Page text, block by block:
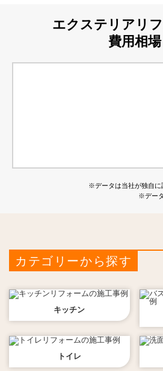
エクステリアリ
費用相場
※データは当社が独自に
※デー
カテゴリーから探す
キッチン
トイレ